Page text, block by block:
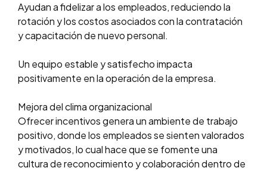
Ayudan a fidelizar a los empleados, reduciendo la
rotación y los costos asociados con la contratación
y capacitación de nuevo personal.
Un equipo estable y satisfecho impacta
positivamente en la operación de la empresa.
Mejora del clima organizacional
Ofrecer incentivos genera un ambiente de trabajo
positivo, donde los empleados se sienten valorados
y motivados, lo cual hace que se fomente una
cultura de reconocimiento y colaboración dentro de